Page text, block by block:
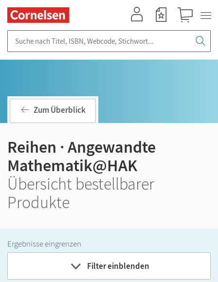
Zum Überblick
Reihen · Angewandte
Mathematik@HAK
Übersicht bestellbarer
Produkte
Ergebnisse eingrenzen
Filter einblenden